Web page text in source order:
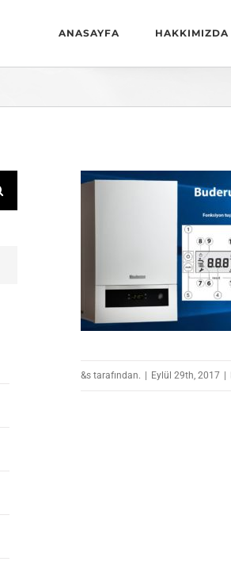
ANASAYFA HAKKIMIZDA
&s tarafından. Eylül 29th, 2017